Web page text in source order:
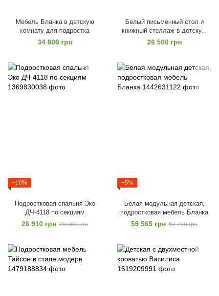
Мебель Бланка в детскую
комнату для подростка
34 800 грн
Белый письменный стол и
книжный стеллаж в детскую
Бланка
26 500 грн
−10%
Подростковая спальня Эко
ДЧ-4118 по секциям
26 910 грн 29 900 грн
−5%
Белая модульная детская,
подростковая мебель Бланка
59 565 грн 62 700 грн